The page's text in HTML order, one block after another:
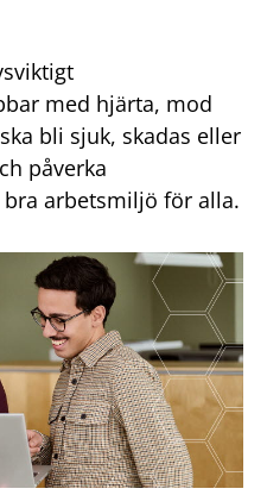
med hjärta, mod
bli sjuk, skadas eller
påverka
arbetsmiljö för alla.